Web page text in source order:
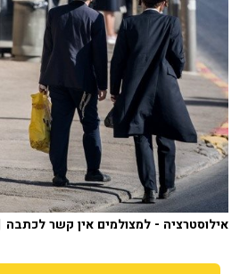
אילוסטרציה - למצולמים אין קשר לכתבה